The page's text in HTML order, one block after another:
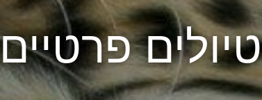
טיולים